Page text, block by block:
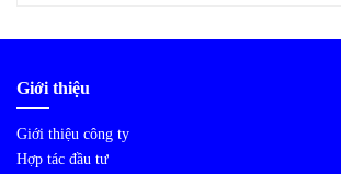
Giới thiệu
Giới thiệu công ty
Hợp tác đầu tư